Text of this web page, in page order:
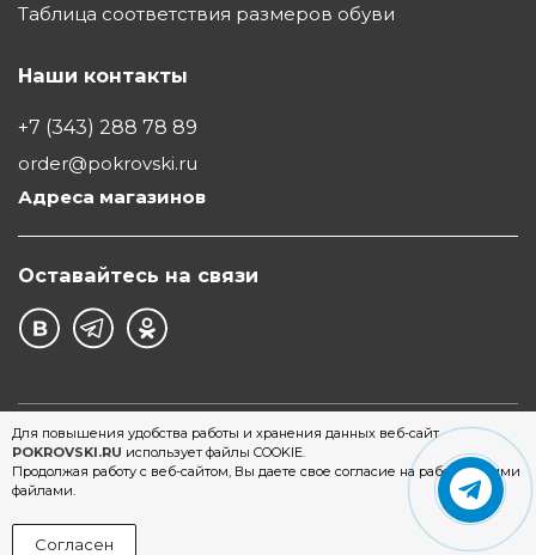
Для повышения удобства работы и хранения данных веб-сайт
POKROVSKI.RU использует файлы COOKIE.
Продолжая работу с веб-сайтом, Вы даете свое согласие на работу с этими
файлами.
Согласен
Таблица соответствия размеров обуви
Наши контакты
+7 (343) 288 78 89
order@pokrovski.ru
Адреса магазинов
Оставайтесь на связи
©1997 - 2026 Обувной Дом "Покровский" - сеть
магазинов обуви в Екатеринбурге